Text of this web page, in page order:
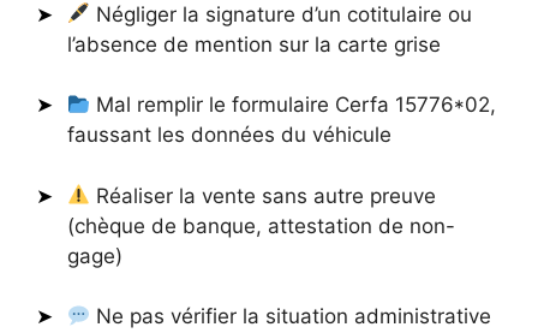
Négliger la signature d’un cotitulaire ou
l’absence de mention sur la carte grise
Mal remplir le formulaire Cerfa 15776*02,
faussant les données du véhicule
Réaliser la vente sans autre preuve
(chèque de banque, attestation de non-
gage)
Ne pas vérifier la situation administrative